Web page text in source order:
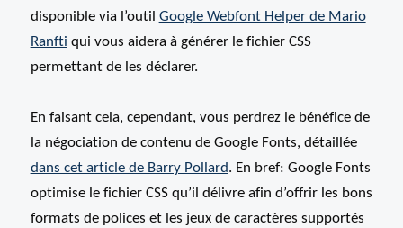
disponible via l’outil Google Webfont Helper de Mario
Ranfti qui vous aidera à générer le fichier CSS
permettant de les déclarer.
En faisant cela, cependant, vous perdrez le bénéfice de
la négociation de contenu de Google Fonts, détaillée
dans cet article de Barry Pollard. En bref: Google Fonts
optimise le fichier CSS qu’il délivre afin d’offrir les bons
formats de polices et les jeux de caractères supportés